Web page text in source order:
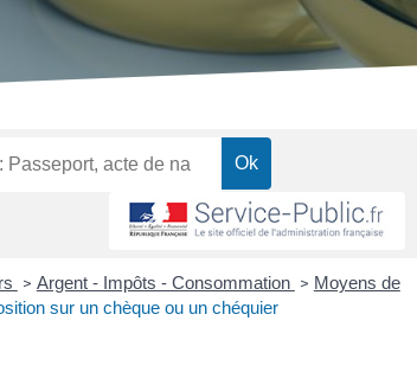
> Argent - Impôts - Consommation > Moyens de
sur un chèque ou un chéquier